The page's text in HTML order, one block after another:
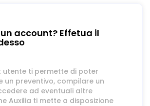
account? Effetua il
utente ti permette di poter
un preventivo, compilare un
ad eventuali altre
Auxilia ti mette a disposizione